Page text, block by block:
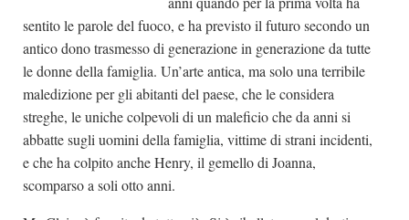
sentito le parole del fuoco, e ha previsto il futuro secondo un
antico dono trasmesso di generazione in generazione da tutte
le donne della famiglia. Un’arte antica, ma solo una terribile
maledizione per gli abitanti del paese, che le considera
streghe, le uniche colpevoli di un maleficio che da anni si
abbatte sugli uomini della famiglia, vittime di strani incidenti,
e che ha colpito anche Henry, il gemello di Joanna,
scomparso a soli otto anni.